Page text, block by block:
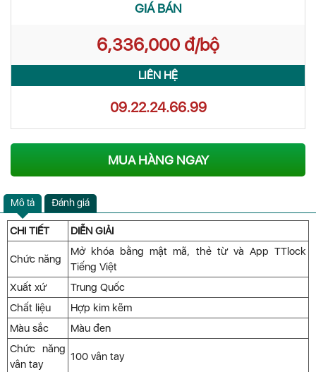
GIÁ BÁN
6,336,000 đ/bộ
LIÊN HỆ
09.22.24.66.99
MUA HÀNG NGAY
Mô tả Đánh giá
CHI TIẾT DIỄN GIẢI
Chức năng
Mở khóa bằng mật mã, thẻ từ và App TTlock
Tiếng Việt
Xuất xứ
Trung Quốc
Chất liệu
Hợp kim kẽm
Màu sắc
Màu đen
Chức năng
vân tay
100 vân tay